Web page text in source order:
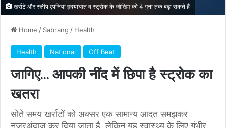
खर्राटे और स्लीप एपनिया हृदयाघात व स्ट्रोक के जोखिम को 4 गुना तक बढ़ा सकते हैं
Home / Sabrang / Health
Health National Off Beat
जागिए… आपकी नींद में छिपा है स्ट्रोक का
खतरा
सोते समय खर्राटों को अक्सर एक सामान्य आदत समझकर